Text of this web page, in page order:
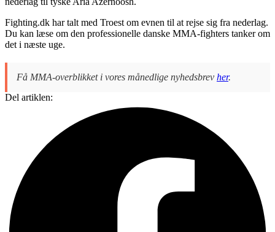
Fighting.dk har talt med Troest om evnen til at rejse sig fra nederlag.
Du kan læse om den professionelle danske MMA-fighters tanker om
det i næste uge.
Få MMA-overblikket i vores månedlige nyhedsbrev her.
Del artiklen: